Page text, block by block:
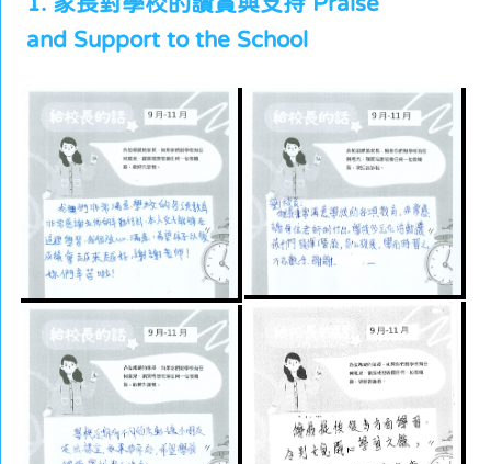
and Support to the School